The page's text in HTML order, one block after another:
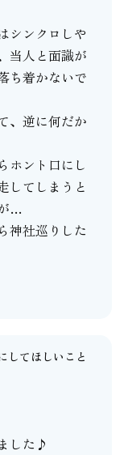
シンクロしや
当人と面識が
ち着かないで
、逆に何だか
ホント口にし
してしまうと
…
神社巡りした
してほしいこと
した♪